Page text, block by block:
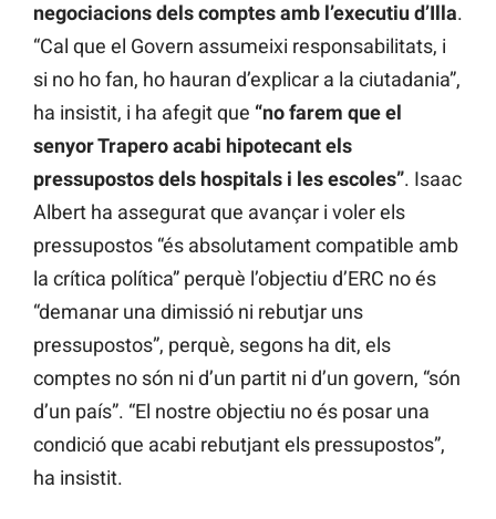
negociacions dels comptes amb l’executiu d’Illa.
“Cal que el Govern assumeixi responsabilitats, i
si no ho fan, ho hauran d’explicar a la ciutadania”,
ha insistit, i ha afegit que “no farem que el
senyor Trapero acabi hipotecant els
pressupostos dels hospitals i les escoles”. Isaac
Albert ha assegurat que avançar i voler els
pressupostos “és absolutament compatible amb
la crítica política” perquè l’objectiu d’ERC no és
“demanar una dimissió ni rebutjar uns
pressupostos”, perquè, segons ha dit, els
comptes no són ni d’un partit ni d’un govern, “són
d’un país”. “El nostre objectiu no és posar una
condició que acabi rebutjant els pressupostos”,
ha insistit.